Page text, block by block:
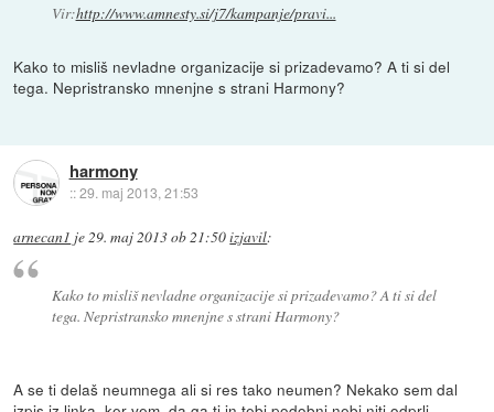
Vir:http://www.amnesty.si/j7/kampanje/pravi...
Kako to misliš nevladne organizacije si prizadevamo? A ti si del
tega. Nepristransko mnenjne s strani Harmony?
harmony
::29. maj 2013, 21:53
arnecan1 je29. maj 2013 ob 21:50izjavil:
Kako to misliš nevladne organizacije si prizadevamo? A ti si del
tega. Nepristransko mnenjne s strani Harmony?
A se ti delaš neumnega ali si res tako neumen? Nekako sem dal